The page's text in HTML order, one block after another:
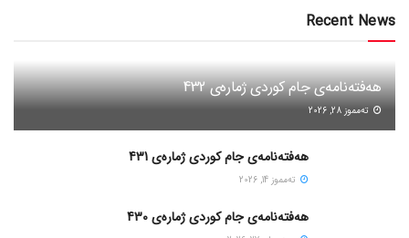
Recent News
هەفتەنامەی جام کوردی ژمارەی 432
ته‌مموز 28, 2026
هەفتەنامەی جام کوردی ژمارەی 431
ته‌مموز 14, 2026
هەفتەنامەی جام کوردی ژمارەی 430